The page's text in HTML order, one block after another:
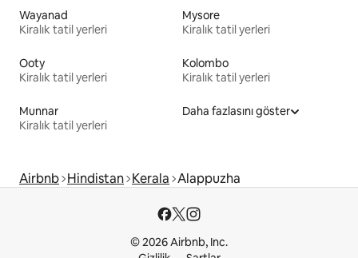
Wayanad
Kiralık tatil yerleri
Mysore
Kiralık tatil yerleri
Ooty
Kiralık tatil yerleri
Kolombo
Kiralık tatil yerleri
Munnar
Kiralık tatil yerleri
Daha fazlasını göster
Airbnb Hindistan Kerala Alappuzha
© 2026 Airbnb, Inc.